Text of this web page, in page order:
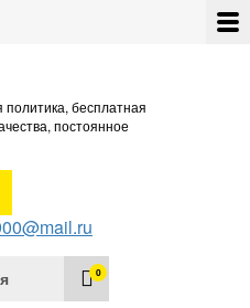
бесплатная
постоянное
0